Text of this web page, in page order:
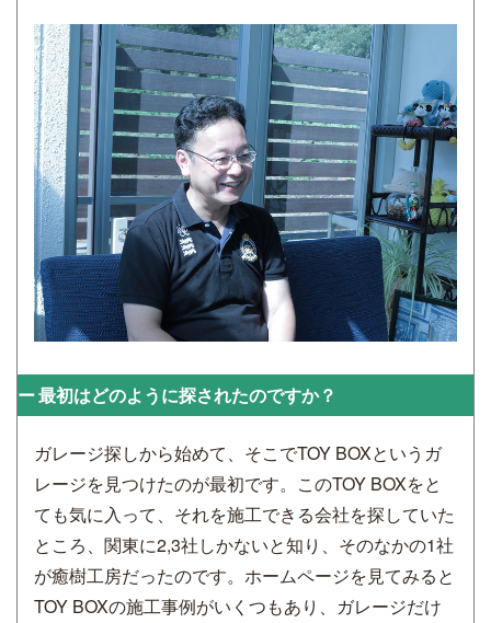
最初はどのように探されたのですか？
ガレージ探しから始めて、そこでTOY BOXというガ
レージを見つけたのが最初です。このTOY BOXをと
ても気に入って、それを施工できる会社を探していた
ところ、関東に2,3社しかないと知り、そのなかの1社
が癒樹工房だったのです。ホームページを見てみると
TOY BOXの施工事例がいくつもあり、ガレージだけ